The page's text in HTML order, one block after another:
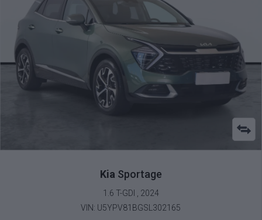
Kia Sportage
1.6 T-GDI , 2024
VIN: U5YPV81BGSL302165